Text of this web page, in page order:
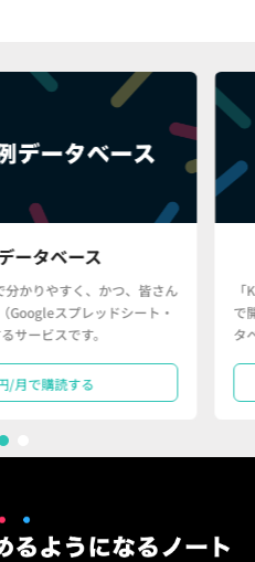
ータベース
かりやすく、かつ、皆さん
Googleスプレッドシート・
サービスです。
/月で購読する
で
タ